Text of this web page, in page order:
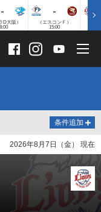
-
D大阪）
-
（エスコンＦ）
15:00
条件追加
2026年8月7日（金） 現在